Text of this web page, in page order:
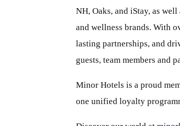
NH, Oaks, and iStay, as
and wellness brands. With
lasting partnerships, and
guests, team members and
Minor Hotels is a proud
one unified loyalty